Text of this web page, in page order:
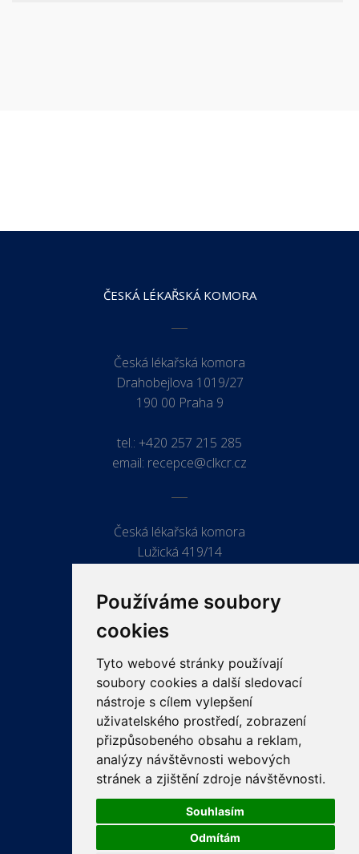
Používáme soubory
cookies
Tyto webové stránky používají
soubory cookies a další sledovací
nástroje s cílem vylepšení
uživatelského prostředí, zobrazení
přizpůsobeného obsahu a reklam,
analýzy návštěvnosti webových
stránek a zjištění zdroje návštěvnosti.
Souhlasím
Odmítám
ČESKÁ LÉKAŘSKÁ KOMORA
Česká lékařská komora
Drahobejlova 1019/27
190 00 Praha 9
tel.: +420 257 215 285
email: recepce@clkcr.cz
Česká lékařská komora
Lužická 419/14
ODKAZY
PRO LÉKAŘE
PRO VEŘEJNOST
VZDĚLÁVÁNÍ